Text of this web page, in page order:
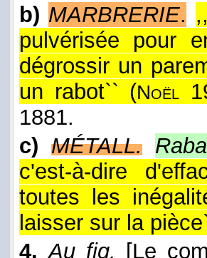
b) MARBRERIE.
pulvérisée pour
dégrossir un
un rabot`` (Noël
1881.
c) MÉTALL.
c'est-à-dire
toutes les
laisser sur la
4. Au fig.
[Le